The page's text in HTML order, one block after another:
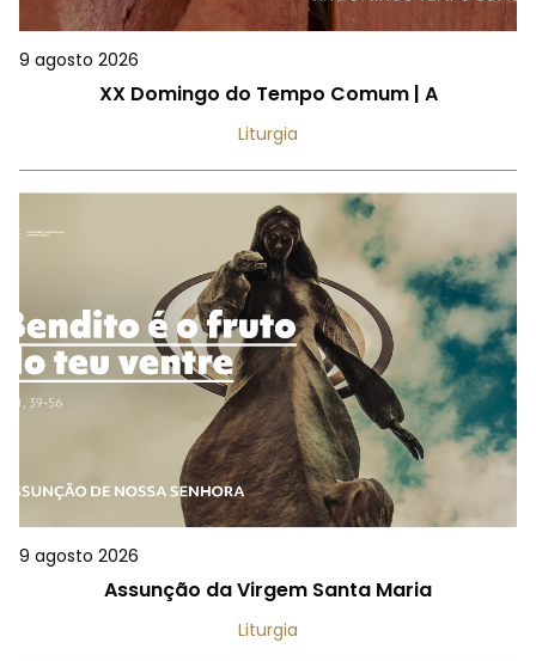
9 agosto 2026
XX Domingo do Tempo Comum | A
Liturgia
9 agosto 2026
Assunção da Virgem Santa Maria
Liturgia